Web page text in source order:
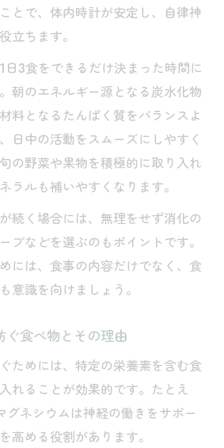
とで、体内時計が安定し、自律神
立ちます。
日3食をできるだけ決まった時間に
朝のエネルギー源となる炭水化物
料となるたんぱく質をバランスよ
日中の活動をスムーズにしやすく
の野菜や果物を積極的に取り入れ
ラルも補いやすくなります。
続く場合には、無理をせず消化の
プなどを選ぶのもポイントです。
には、食事の内容だけでなく、食
意識を向けましょう。
ぐ食べ物とその理由
ためには、特定の栄養素を含む食
れることが効果的です。たとえ
グネシウムは神経の働きをサポー
高める役割があります。